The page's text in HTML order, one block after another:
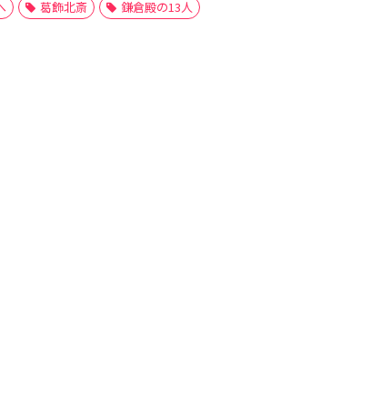
葛飾北斎 鎌倉殿の13人